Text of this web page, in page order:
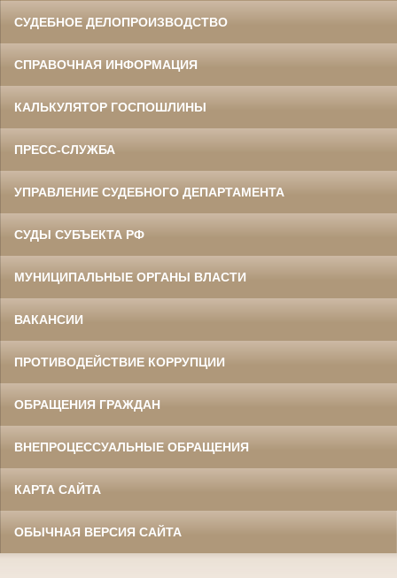
СУДЕБНОЕ ДЕЛОПРОИЗВОДСТВО
СПРАВОЧНАЯ ИНФОРМАЦИЯ
КАЛЬКУЛЯТОР ГОСПОШЛИНЫ
ПРЕСС-СЛУЖБА
УПРАВЛЕНИЕ СУДЕБНОГО ДЕПАРТАМЕНТА
СУДЫ СУБЪЕКТА РФ
МУНИЦИПАЛЬНЫЕ ОРГАНЫ ВЛАСТИ
ВАКАНСИИ
ПРОТИВОДЕЙСТВИЕ КОРРУПЦИИ
ОБРАЩЕНИЯ ГРАЖДАН
ВНЕПРОЦЕССУАЛЬНЫЕ ОБРАЩЕНИЯ
КАРТА САЙТА
ОБЫЧНАЯ ВЕРСИЯ САЙТА